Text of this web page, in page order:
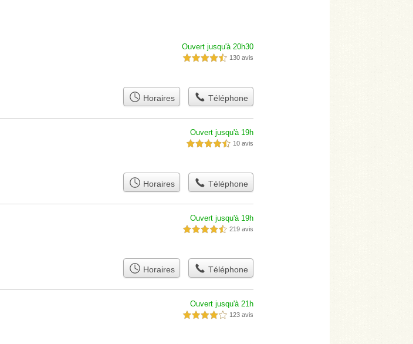
Ouvert jusqu'à 20h30
4,5 étoiles sur 5 130 avis
Horaires Téléphone
Ouvert jusqu'à 19h
4,5 étoiles sur 5 10 avis
Horaires Téléphone
Ouvert jusqu'à 19h
4,5 étoiles sur 5 219 avis
Horaires Téléphone
Ouvert jusqu'à 21h
4,0 étoiles sur 5 123 avis